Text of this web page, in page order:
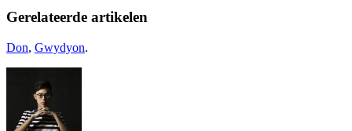
Gerelateerde artikelen
Don, Gwydyon.